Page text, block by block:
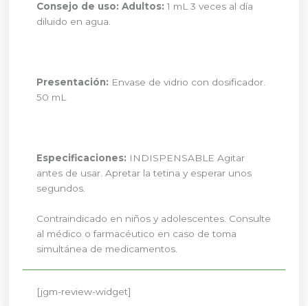
Consejo de uso: Adultos: 1 mL 3 veces al día
diluido en agua.
Presentación: Envase de vidrio con dosificador.
50 mL
Especificaciones: INDISPENSABLE Agitar
antes de usar. Apretar la tetina y esperar unos
segundos.
Contraindicado en niños y adolescentes. Consulte
al médico o farmacéutico en caso de toma
simultánea de medicamentos.
[jgm-review-widget]